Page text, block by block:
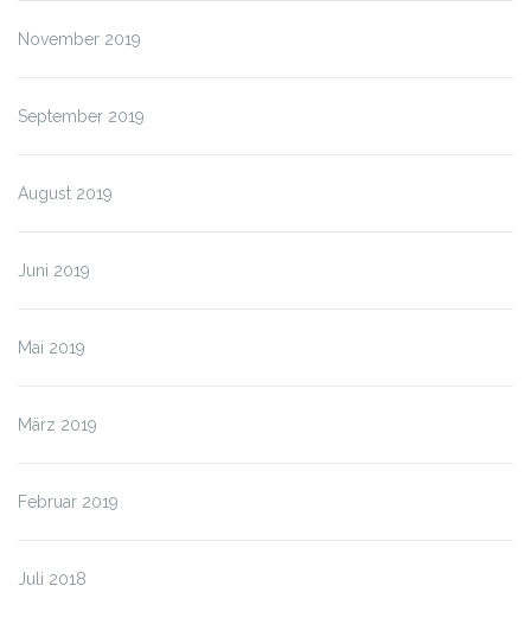
November 2019
September 2019
August 2019
Juni 2019
Mai 2019
März 2019
Februar 2019
Juli 2018